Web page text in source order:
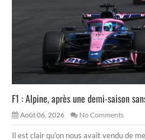
F1 : Alpine, après une demi-saison
Août 06, 2026 No Comments
Il est clair qu’on nous avait vendu de